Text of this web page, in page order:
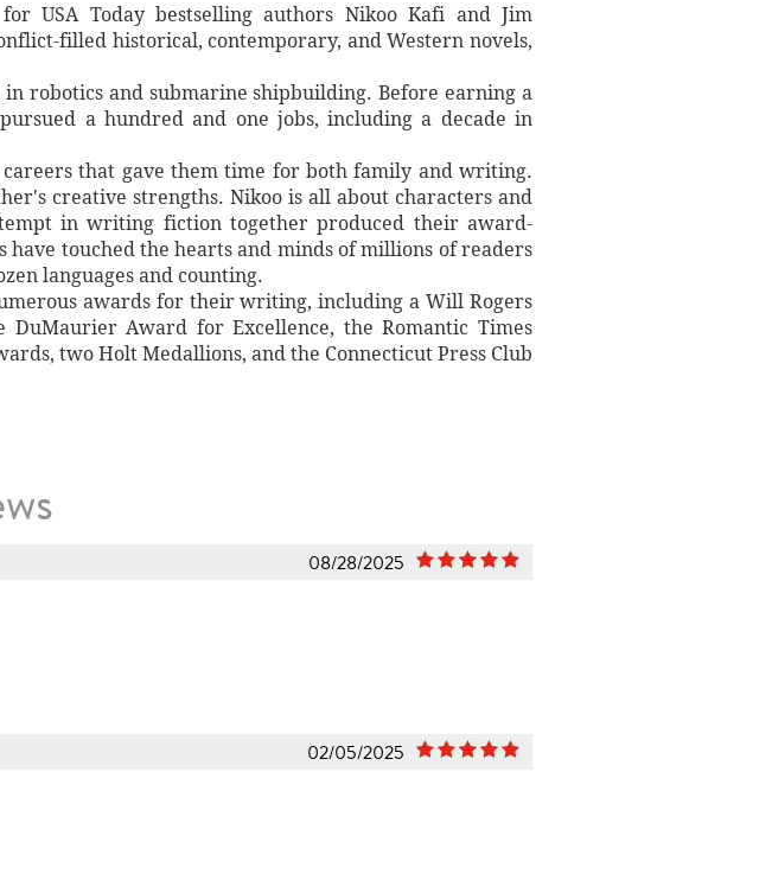
USA Today bestselling authors Nikoo Kafi and Jim
filled historical, contemporary, and Western novels,
robotics and submarine shipbuilding. Before earning a
a hundred and one jobs, including a decade in
that gave them time for both family and writing.
creative strengths. Nikoo is all about characters and
in writing fiction together produced their award-
touched the hearts and minds of millions of readers
languages and counting.
awards for their writing, including a Will Rogers
Award for Excellence, the Romantic Times
two Holt Medallions, and the Connecticut Press Club
08/28/2025
02/05/2025